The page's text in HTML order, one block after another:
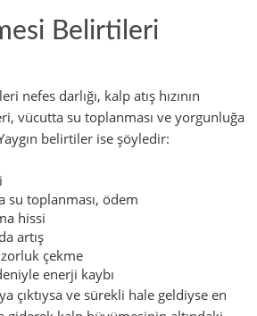
Belirtileri
nefes darlığı, kalp atış hızının
vücutta su toplanması ve yorgunluğa
belirtiler ise şöyledir:
su toplanması, ödem
hissi
artış
çekme
enerji kaybı
çıktıysa ve sürekli hale geldiyse en